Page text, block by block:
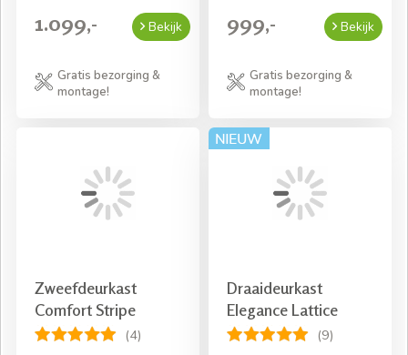
1.099,- Bekijk
Gratis bezorging &
montage!
999,- Bekijk
Gratis bezorging &
montage!
Zweefdeurkast
Comfort Stripe
(4)
Draaideurkast
Elegance Lattice
(9)